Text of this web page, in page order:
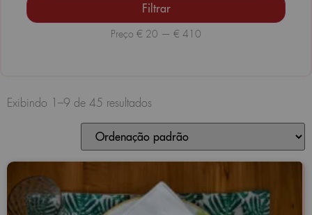
Filtrar
Preço € 20 — € 410
Exibindo 1–9 de 45 resultados